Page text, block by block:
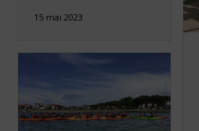
15 mai 2023